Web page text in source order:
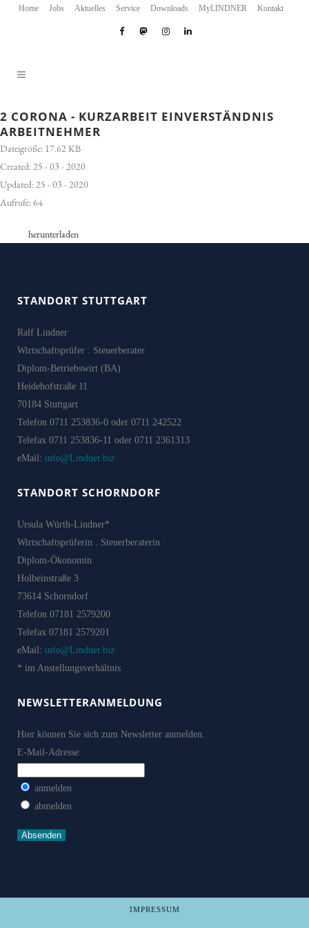
Home Jobs Aktuelles Service Downloads MyLINDNER Kontakt
2 CORONA - KURZARBEIT EINVERSTÄNDNIS
ARBEITNEHMER
Dateigröße: 17.62 KB
Created: 25 - 03 - 2020
Updated: 25 - 03 - 2020
Aufrufe: 64
herunterladen
STANDORT STUTTGART
Ralf Lindner
Wirtschaftsprüfer . Steuerberater
Diplom-Betriebswirt (BA)
Heidehofstraße 11
70184 Stuttgart
Telefon 0711 253836-0 oder 0711 242522
Telefax 0711 253836-11 oder 0711 2361313
eMail: info@Lindner.biz
STANDORT SCHORNDORF
Ursula Würth-Lindner*
Wirtschaftsprüferin . Steuerberaterin
Diplom-Ökonomin
Holbeinstraße 3
73614 Schorndorf
Telefon 07181 2579200
Telefax 07181 2579201
eMail: info@Lindner.biz
* im Anstellungsverhältnis
NEWSLETTERANMELDUNG
Hier können Sie sich zum Newsletter anmelden.
E-Mail-Adresse:
anmelden
abmelden
IMPRESSUM